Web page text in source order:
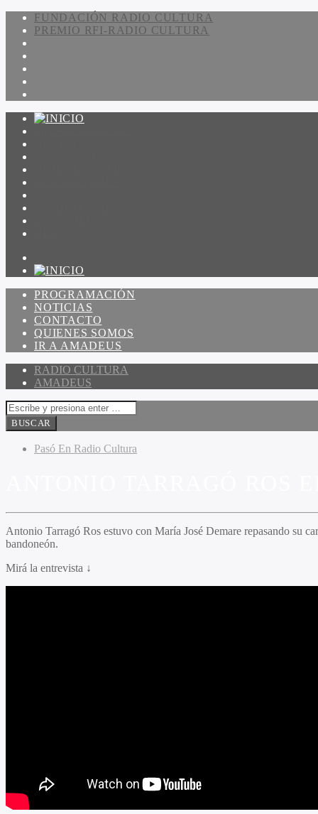
FUNDACIÓN RADIO CULTURA
PREMIO RFI-RADIO CULTURA
PROGRAMACIÓN
NOTICIAS
CONTACTO
QUIENES SOMOS
IR A AMADEUS
RADIO CULTURA
AMADEUS
Pasó En Radio Cultura
Antonio Tarragó Ros estuvo con María José Demare repasando su
bandoneón.
Mirá la entrevista ↓